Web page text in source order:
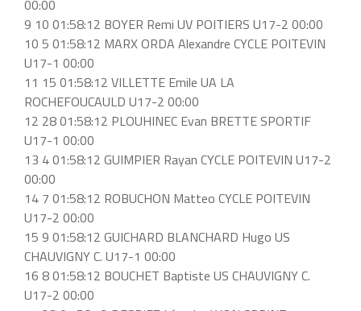
00:00
9 10 01:58:12 BOYER Remi UV POITIERS U17-2 00:00
10 5 01:58:12 MARX ORDA Alexandre CYCLE POITEVIN
U17-1 00:00
11 15 01:58:12 VILLETTE Emile UA LA
ROCHEFOUCAULD U17-2 00:00
12 28 01:58:12 PLOUHINEC Evan BRETTE SPORTIF
U17-1 00:00
13 4 01:58:12 GUIMPIER Rayan CYCLE POITEVIN U17-2
00:00
14 7 01:58:12 ROBUCHON Matteo CYCLE POITEVIN
U17-2 00:00
15 9 01:58:12 GUICHARD BLANCHARD Hugo US
CHAUVIGNY C. U17-1 00:00
16 8 01:58:12 BOUCHET Baptiste US CHAUVIGNY C.
U17-2 00:00